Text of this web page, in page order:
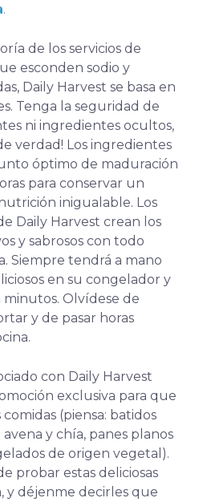
.
de los servicios de
esconden sodio y
Daily Harvest se basa en
Tenga la seguridad de
ni ingredientes ocultos,
verdad! Los ingredientes
óptimo de maduración
para conservar un
inigualable. Los
Daily Harvest crean los
y sabrosos con todo
Siempre tendrá a mano
en su congelador y
minutos. Olvídese de
y de pasar horas
con Daily Harvest
exclusiva para que
(piensa: batidos
y chía, panes planos
de origen vegetal).
probar estas deliciosas
y déjenme decirles que